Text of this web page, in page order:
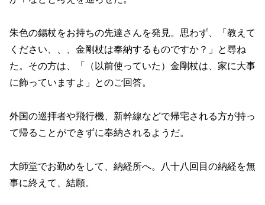
朱色の錫杖をお持ちの先達さんを発見。思わず、「教えて
ください、、、金剛杖は奉納するものですか？」と尋ね
た。その方は、「（以前使っていた）金剛杖は、家に大事
に飾っていますよ」とのご回答。
外国の巡拝者や飛行機、新幹線などで帰宅される方が持っ
て帰ることができずに奉納されるようだ。
大師堂でお勤めをして、納経所へ。八十八回目の納経を無
事に終えて、結願。